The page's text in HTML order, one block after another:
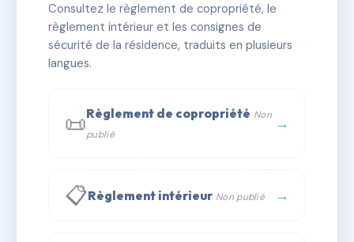
✓ Immatriculée 🏠 44 lots 🏗 2 bâtiment(s)
📞 Contacter Syndic Digital
Consultez le règlement de copropriété, le
règlement intérieur et les consignes de
sécurité de la résidence, traduits en plusieurs
langues.
📜Règlement de copropriété Non
publié
→
📋Règlement intérieur Non publié →